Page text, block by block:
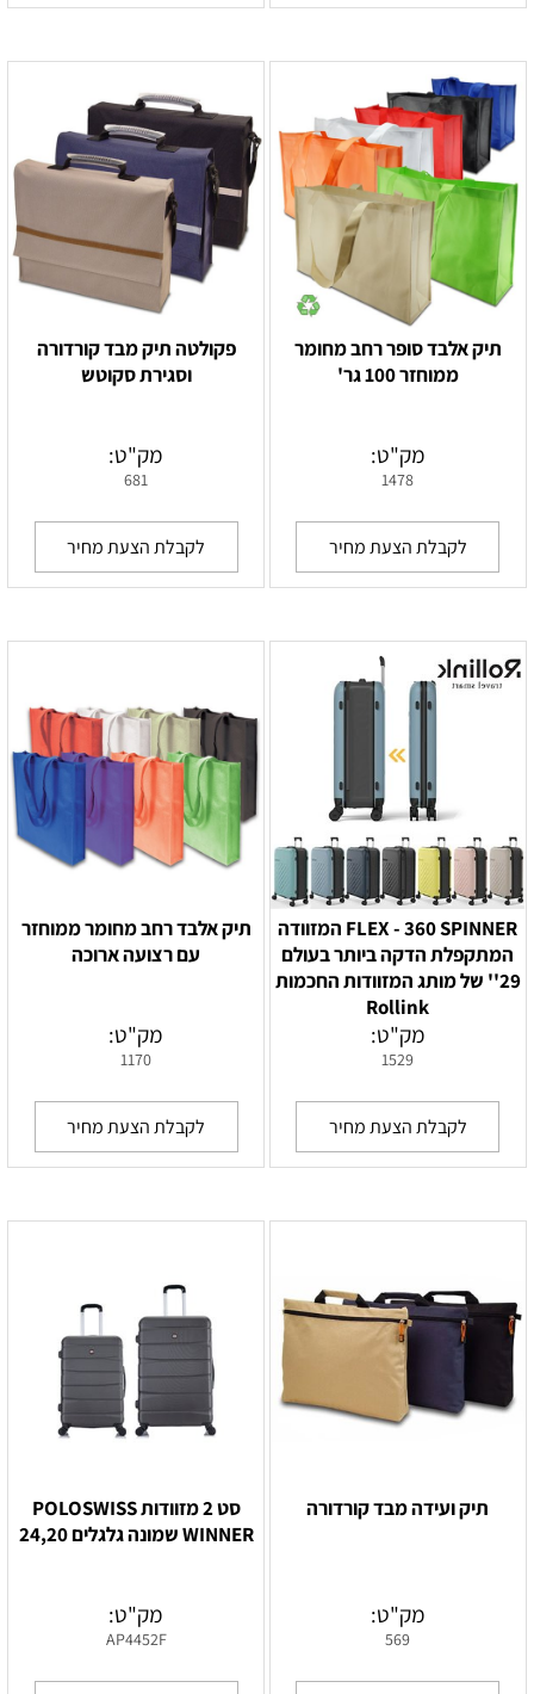
תיק אלבד סופר רחב מחומר
ממוחזר 100 גר'
מק"ט:
1478
לקבלת הצעת מחיר
פקולטה תיק מבד קורדורה
וסגירת סקוטש
מק"ט:
681
לקבלת הצעת מחיר
FLEX - 360 SPINNER המזוודה
המתקפלת הדקה ביותר בעולם
29'' של מותג המזוודות החכמות
Rollink
מק"ט:
1529
לקבלת הצעת מחיר
תיק אלבד רחב מחומר ממוחזר
עם רצועה ארוכה
מק"ט:
1170
לקבלת הצעת מחיר
תיק ועידה מבד קורדורה
מק"ט:
569
סט 2 מזוודות POLOSWISS
WINNER שמונה גלגלים 24,20
מק"ט:
AP4452F